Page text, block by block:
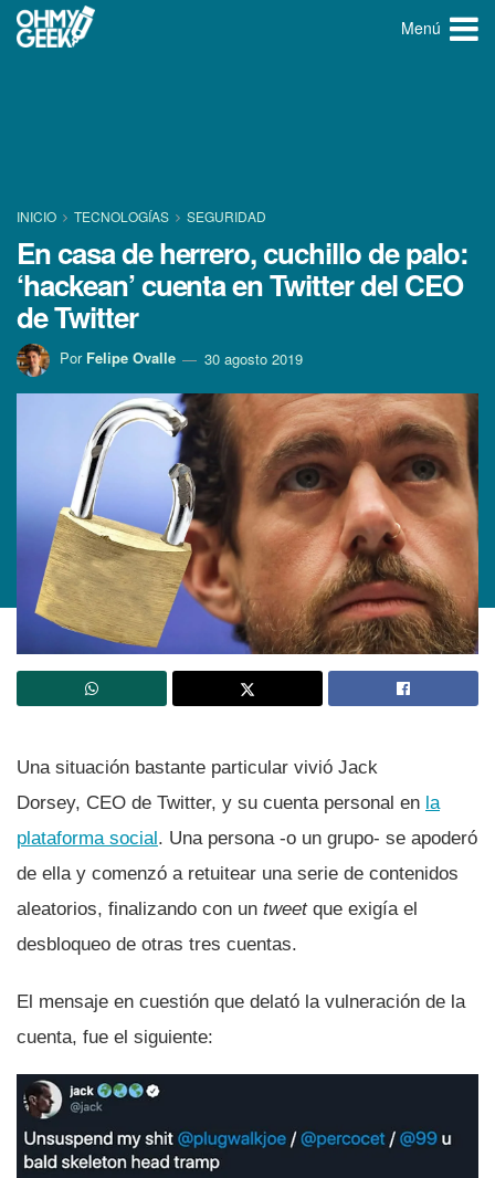
Menú
INICIO TECNOLOGÍ­AS SEGURIDAD
En casa de herrero, cuchillo de palo:
‘hackean’ cuenta en Twitter del CEO
de Twitter
Por Felipe Ovalle 30 agosto 2019
Una situación bastante particular vivió Jack
Dorsey, CEO de Twitter, y su cuenta personal en la
plataforma social. Una persona -o un grupo- se apoderó
de ella y comenzó a retuitear una serie de contenidos
aleatorios, finalizando con un tweetque exigí­a el
desbloqueo de otras tres cuentas.
El mensaje en cuestión que delató la vulneración de la
cuenta, fue el siguiente: